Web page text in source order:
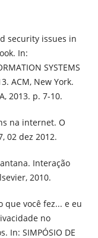
security issues in
In:
SYSTEMS
ACM, New York.
2013. p. 7-10.
na internet. O
02 dez 2012.
Interação
2010.
que você fez... e eu
no
In: SIMPÓSIO DE